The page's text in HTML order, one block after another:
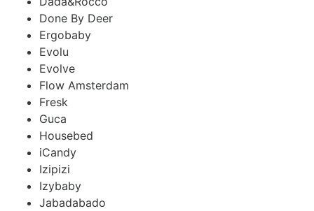
Done By Deer
Ergobaby
Evolu
Evolve
Flow Amsterdam
Fresk
Guca
Housebed
iCandy
Izipizi
Izybaby
Jabadabado